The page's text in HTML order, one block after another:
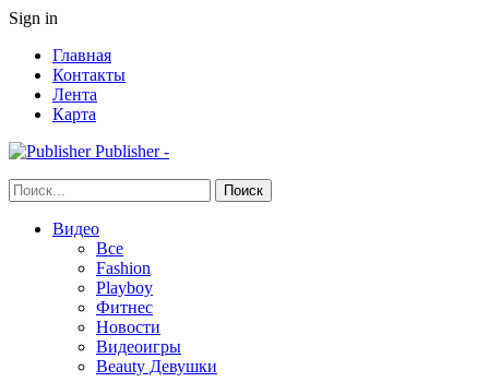
Sign in
Главная
Контакты
Лента
Карта
Publisher -
Видео
Все
Fashion
Playboy
Фитнес
Новости
Видеоигры
Beauty Девушки